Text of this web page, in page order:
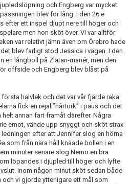
och Engberg var mycket
blev för lång. I den 26:e
efter ett inspel djupt nere till höger och
men hon sköt över. Vi var alltför
var relativt jämn även om Örebro hade
blev farligt stod Jessica i vägen. I den
en långboll på Zlatan-manér, men den
offside och Engberg blev blåst på
halvlek och det var vår fjärde raka
fick en rejäl ”hårtork” i paus och det
annan fart framåt därefter. Några
emot, vände upp snyggt och sköt strax
efter att Jennifer slog en hörna
som från nära håll knäade bollen i en
minuter senare slog Nemo en bra
löpandes i djupled till höger och lyfte
Inom någon minut sköt sedan både
vi gjorde ytterligare ett mål som